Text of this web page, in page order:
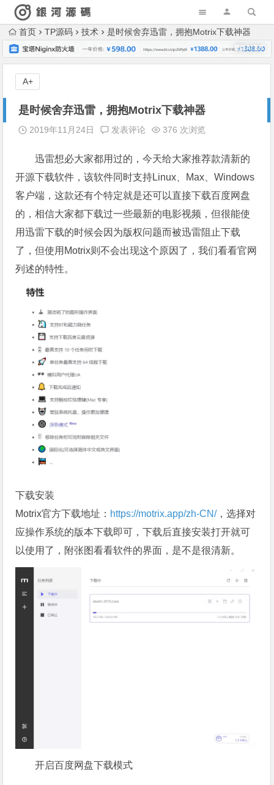
首页 TP源码 技术 是时候舍弃迅雷，拥抱Motrix下载神器
是时候舍弃迅雷，拥抱Motrix下载神器
2019年11月24日 发表评论 376 次浏览
迅雷想必大家都用过的，今天给大家推荐款清新的
开源下载软件，该软件同时支持Linux、Max、Windows
客户端，这款还有个特定就是还可以直接下载百度网盘
的，相信大家都下载过一些最新的电影视频，但很能使
用迅雷下载的时候会因为版权问题而被迅雷阻止下载
了，但使用Motrix则不会出现这个原因了，我们看看官网
列述的特性。
下载安装
Motrix官方下载地址： https://motrix.app/zh-CN/，选择对
应操作系统的版本下载即可，下载后直接安装打开就可
以使用了，附张图看看软件的界面，是不是很清新。
开启百度网盘下载模式
A+